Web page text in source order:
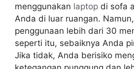
menggunakan laptop di sofa
Anda di luar ruangan.
penggunaan lebih dari 30
seperti itu, sebaiknya Anda
Jika tidak, Anda berisiko